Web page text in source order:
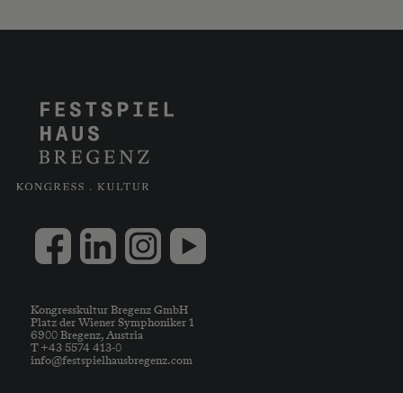
Kongresskultur Bregenz GmbH
Platz der Wiener Symphoniker 1
6900 Bregenz, Austria
T +43 5574 413-0
info@festspielhausbregenz.com